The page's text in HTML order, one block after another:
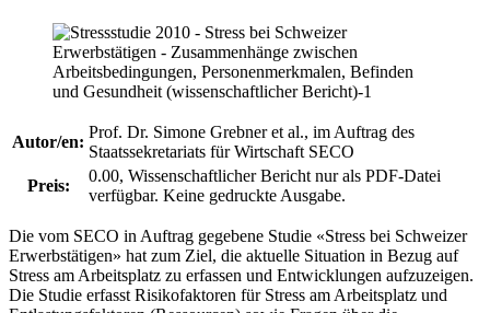
Autor/en:
Prof. Dr. Simone Grebner et al., im Auftrag des
Staatssekretariats für Wirtschaft SECO
Preis:
0.00, Wissenschaftlicher Bericht nur als PDF-Datei
verfügbar. Keine gedruckte Ausgabe.
Die vom SECO in Auftrag gegebene Studie «Stress bei Schweizer
Erwerbstätigen» hat zum Ziel, die aktuelle Situation in Bezug auf
Stress am Arbeitsplatz zu erfassen und Entwicklungen aufzuzeigen.
Die Studie erfasst Risikofaktoren für Stress am Arbeitsplatz und